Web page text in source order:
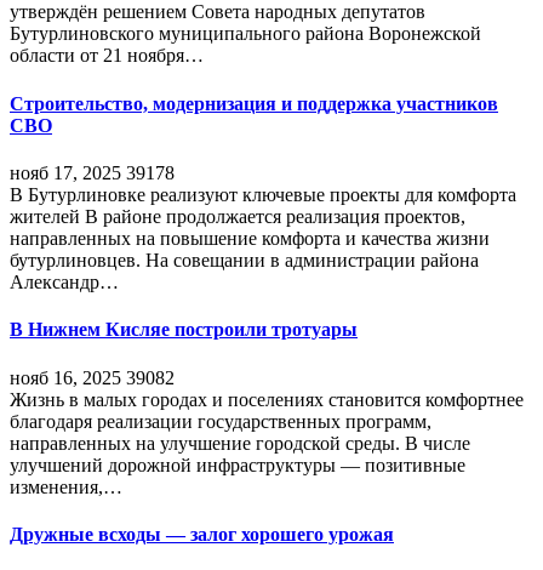
утверждён решением Совета народных депутатов
Бутурлиновского муниципального района Воронежской
области от 21 ноября…
Строительство, модернизация и поддержка участников
СВО
нояб 17, 2025 39178
В Бутурлиновке реализуют ключевые проекты для комфорта
жителей В районе продолжается реализация проектов,
направленных на повышение комфорта и качества жизни
бутурлиновцев. На совещании в администрации района
Александр…
В Нижнем Кисляе построили тротуары
нояб 16, 2025 39082
Жизнь в малых городах и поселениях становится комфортнее
благодаря реализации государственных программ,
направленных на улучшение городской среды. В числе
улучшений дорожной инфраструктуры — позитивные
изменения,…
Дружные всходы — залог хорошего урожая